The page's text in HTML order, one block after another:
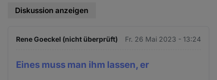
Diskussion anzeigen
Rene Goeckel (nicht überprüft) Fr. 26 Mai 2023 - 13:24
Eines muss man ihm lassen, er